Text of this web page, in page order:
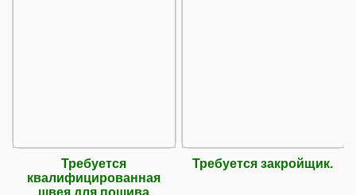
Требуется
квалифицированная
швея для пошива
Требуется закройщик.